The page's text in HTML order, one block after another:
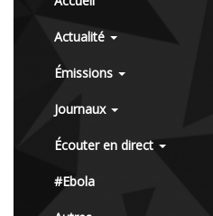
Actualité
Émissions
Journaux
Écouter en direct
#Ebola